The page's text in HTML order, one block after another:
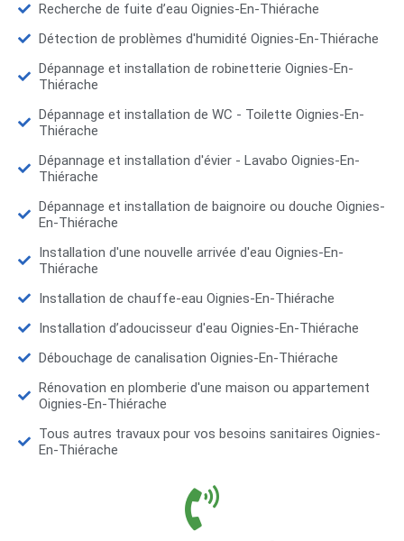
Recherche de fuite d’eau Oignies-En-Thiérache
Détection de problèmes d'humidité Oignies-En-Thiérache
Dépannage et installation de robinetterie Oignies-En-
Thiérache
Dépannage et installation de WC - Toilette Oignies-En-
Thiérache
Dépannage et installation d'évier - Lavabo Oignies-En-
Thiérache
Dépannage et installation de baignoire ou douche Oignies-
En-Thiérache
Installation d'une nouvelle arrivée d'eau Oignies-En-
Thiérache
Installation de chauffe-eau Oignies-En-Thiérache
Installation d’adoucisseur d'eau Oignies-En-Thiérache
Débouchage de canalisation Oignies-En-Thiérache
Rénovation en plomberie d'une maison ou appartement
Oignies-En-Thiérache
Tous autres travaux pour vos besoins sanitaires Oignies-
En-Thiérache